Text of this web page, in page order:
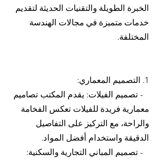
الخبرة الطويلة والتقنيات الحديثة لتقديم
خدمات متميزة في مجالات الهندسة
المختلفة.
1. التصميم المعماري:
- تصميم الفيلات: يقدم المكتب تصاميم
معمارية فريدة للفيلات تعكس الفخامة
والراحة، مع التركيز على التفاصيل
الدقيقة واستخدام أفضل المواد.
- تصميم المباني التجارية والسكنية: